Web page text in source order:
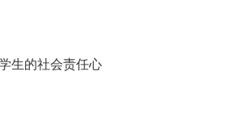
生的社会责任心